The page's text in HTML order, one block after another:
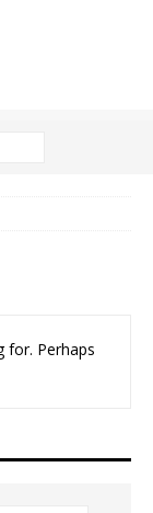
for. Perhaps